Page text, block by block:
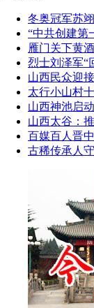
冬奥冠军苏
“中共创建第
雁门关下黄
烈士刘泽军“
山西民众迎
太行小山村
山西神池启
山西太谷：
百媒百人晋
古稀传承人